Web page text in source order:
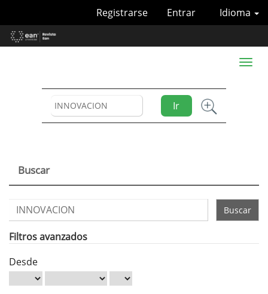
Contenido
principal
Idioma
Registrarse Entrar
Ir
Toggle
Buscar
Buscar
artículos
por
Filtros avanzados
Desde